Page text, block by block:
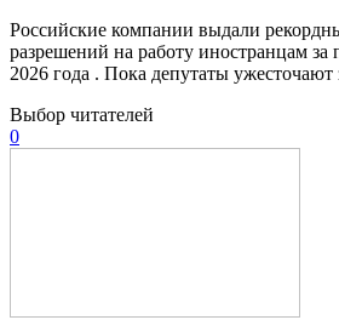
Российские компании выдали
разрешений на работу иностранцам за
2026 года . Пока депутаты ужесточают
Выбор читателей
0